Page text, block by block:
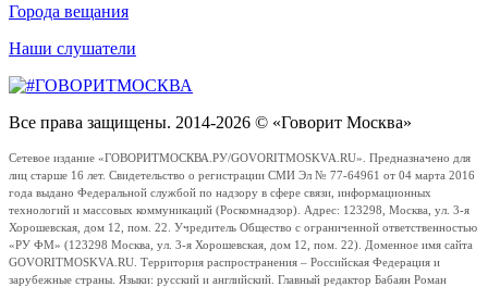
Города вещания
Наши слушатели
Все права защищены. 2014-2026 © «Говорит Москва»
Сетевое издание «ГОВОРИТМОСКВА.РУ/GOVORITMOSKVA.RU». Предназначено для
лиц старше 16 лет. Свидетельство о регистрации СМИ Эл № 77-64961 от 04 марта 2016
года выдано Федеральной службой по надзору в сфере связи, информационных
технологий и массовых коммуникаций (Роскомнадзор). Адрес: 123298, Москва, ул. 3-я
Хорошевская, дом 12, пом. 22. Учредитель Общество с ограниченной ответственностью
«РУ ФМ» (123298 Москва, ул. 3-я Хорошевская, дом 12, пом. 22). Доменное имя сайта
GOVORITMOSKVA.RU. Территория распространения – Российская Федерация и
зарубежные страны. Языки: русский и английский. Главный редактор Бабаян Роман